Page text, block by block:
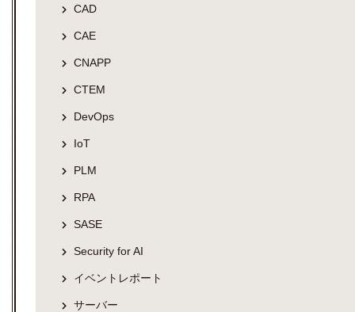
CAD
CAE
CNAPP
CTEM
DevOps
IoT
PLM
RPA
SASE
Security for AI
イベントレポート
サーバー